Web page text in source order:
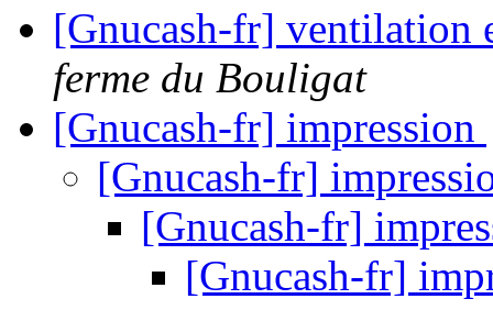
[Gnucash-fr] ventilation
ferme du Bouligat
[Gnucash-fr] impression
[Gnucash-fr]
[Gnucash-fr]
[Gnucash-fr]